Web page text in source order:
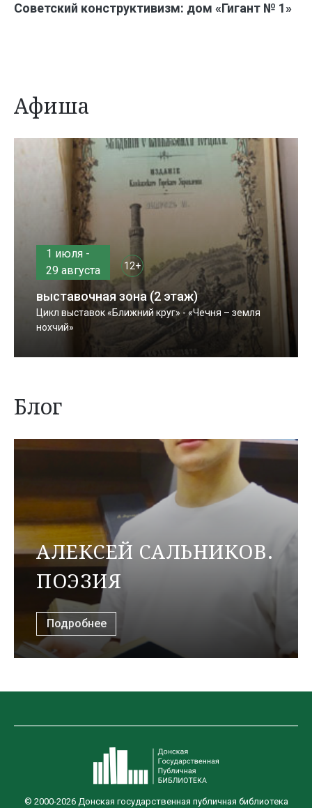
Советский конструктивизм: дом «Гигант № 1»
Афиша
1 июля -
29 августа
12+
выставочная зона (2 этаж)
Цикл выставок «Ближний круг» - «Чечня – земля
нохчий»
Блог
АЛЕКСЕЙ САЛЬНИКОВ.
ПОЭЗИЯ
Подробнее
© 2000-2026 Донская государственная публичная библиотека